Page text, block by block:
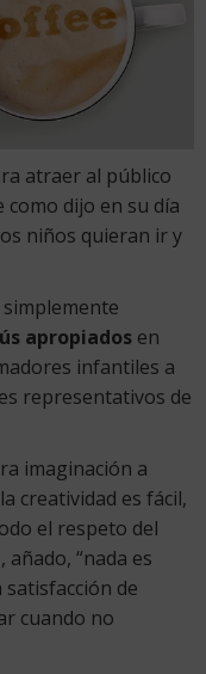
atraer al público
dijo en su día
niños quieran ir y
apropiados en
infantiles a
representativos de
imaginación a
creatividad es fácil,
el respeto del
“nada es
de
cuando no